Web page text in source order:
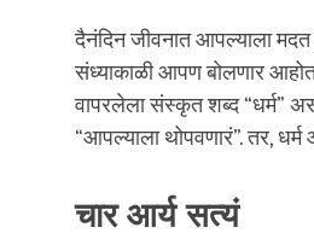
दैनंदिन जीवनात आपल्याला मदत
संध्याकाळी आपण बोलणार आहोत.
वापरलेला संस्कृत शब्द “धर्म”
“आपल्याला थोपवणारं”. तर,
चार आर्य सत्यं